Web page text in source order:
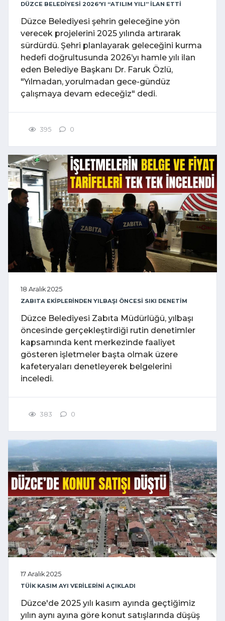
DÜZCE BELEDİYESİ 2026’YI “ATILIM YILI” İLAN ETTİ
Düzce Belediyesi şehrin geleceğine yön
verecek projelerini 2025 yılında artırarak
sürdürdü. Şehri planlayarak geleceğini kurma
hedefi doğrultusunda 2026’yı hamle yılı ilan
eden Belediye Başkanı Dr. Faruk Özlü,
"Yılmadan, yorulmadan gece-gündüz
çalışmaya devam edeceğiz" dedi.
395 0
18 Aralık 2025
ZABITA EKİPLERİNDEN YILBAŞI ÖNCESİ SIKI DENETİM
Düzce Belediyesi Zabıta Müdürlüğü, yılbaşı
öncesinde gerçekleştirdiği rutin denetimler
kapsamında kent merkezinde faaliyet
gösteren işletmeler başta olmak üzere
kafeteryaları denetleyerek belgelerini
inceledi.
383 0
17 Aralık 2025
TÜİK KASIM AYI VERİLERİNİ AÇIKLADI
Düzce'de 2025 yılı kasım ayında geçtiğimiz
yılın aynı ayına göre konut satışlarında düşüş